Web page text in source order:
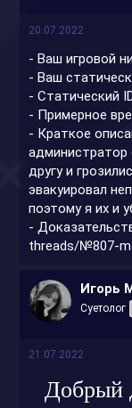
е
ы
20.07.2022
- Ваш игровой
- Ваш
- Статический
- Примерное
- Краткое
администратор
другу и
эвакуировал
поэтому я их и
-
threads/№807-
Игорь
Суетолог
21.07.2022
Добрый